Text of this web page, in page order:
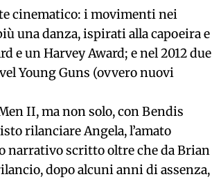
cinematico: i movimenti nei
una danza, ispirati alla capoeira e
e un Harvey Award; e nel 2012 due
Young Guns (ovvero nuovi
II, ma non solo, con Bendis
rilanciare Angela, l’amato
narrativo scritto oltre che da Brian
dopo alcuni anni di assenza,